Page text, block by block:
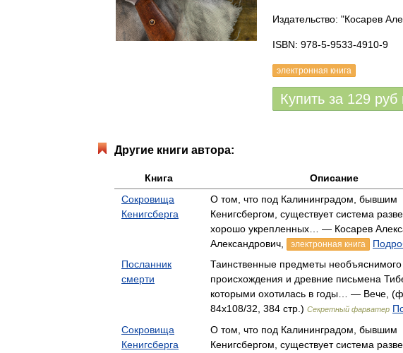
Издательство: "Косарев
ISBN: 978-5-9533-4910-9
электронная книга
Купить за 129 руб
Другие книги автора:
Книга Описание
Сокровища
Кенигсберга
О том, что под Калининградом, бывшим
Кенигсбергом, существует система
хорошо укрепленных… — Косарев
Александрович,
электронная книга
Посланник
смерти
Таинственные предметы необъяснимого
происхождения и древние письмена
которыми охотилась в годы… — Вече,
84x108/32, 384 стр.) Секретный фарватер
Сокровища
Кенигсберга
О том, что под Калининградом, бывшим
Кенигсбергом, существует система